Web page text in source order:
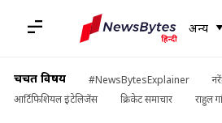
अन्य
चर्चित विषय #NewsBytesExplainer
आर्टिफिशियल इंटेलिजेंस
क्रिकेट समाचार राहुल